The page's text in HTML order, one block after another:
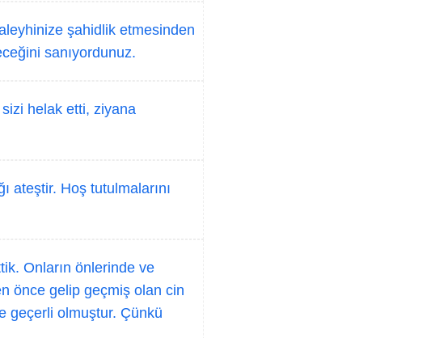
şahidlik etmesinden
sanıyordunuz.
sizi helak etti, ziyana
ateştir. Hoş tutulmalarını
Onların önlerinde ve
önce gelip geçmiş olan cin
geçerli olmuştur. Çünkü